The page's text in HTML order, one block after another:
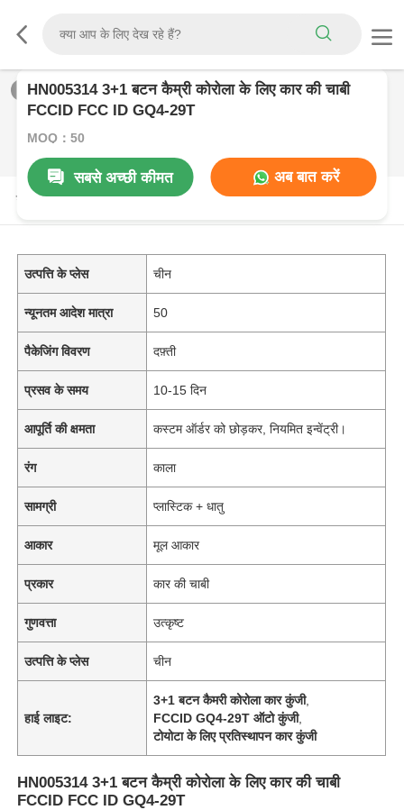
/ 0
HN005314 3+1 बटन कैम्री कोरोला के लिए कार की चाबी
FCCID FCC ID GQ4-29T
MOQ：50
सबसे अच्छी कीमत
अब बात करें
उत्पाद विवरण
उत्पत्ति के प्लेस चीन
न्यूनतम आदेश मात्रा 50
पैकेजिंग विवरण दफ़्ती
प्रसव के समय 10-15 दिन
आपूर्ति की क्षमता कस्टम ऑर्डर को छोड़कर, नियमित इन्वेंट्री।
रंग काला
सामग्री प्लास्टिक + धातु
आकार मूल आकार
प्रकार कार की चाबी
गुणवत्ता उत्कृष्ट
उत्पत्ति के प्लेस चीन
हाई लाइट:
3+1 बटन कैमरी कोरोला कार कुंजी,
FCCID GQ4-29T ऑटो कुंजी,
टोयोटा के लिए प्रतिस्थापन कार कुंजी
HN005314 3+1 बटन कैम्री कोरोला के लिए कार की चाबी
FCCID FCC ID GQ4-29T